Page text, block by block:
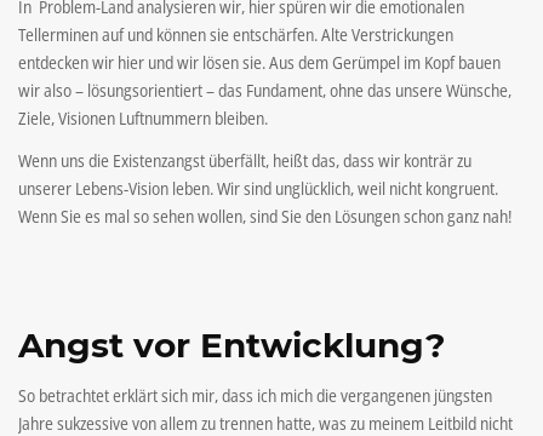
In Problem-Land analysieren wir, hier spüren wir die emotionalen
Tellerminen auf und können sie entschärfen. Alte Verstrickungen
entdecken wir hier und wir lösen sie. Aus dem Gerümpel im Kopf bauen
wir also – lösungsorientiert – das Fundament, ohne das unsere Wünsche,
Ziele, Visionen Luftnummern bleiben.
Wenn uns die Existenzangst überfällt, heißt das, dass wir konträr zu
unserer Lebens-Vision leben. Wir sind unglücklich, weil nicht kongruent.
Wenn Sie es mal so sehen wollen, sind Sie den Lösungen schon ganz nah!
Angst vor Entwicklung?
So betrachtet erklärt sich mir, dass ich mich die vergangenen jüngsten
Jahre sukzessive von allem zu trennen hatte, was zu meinem Leitbild nicht